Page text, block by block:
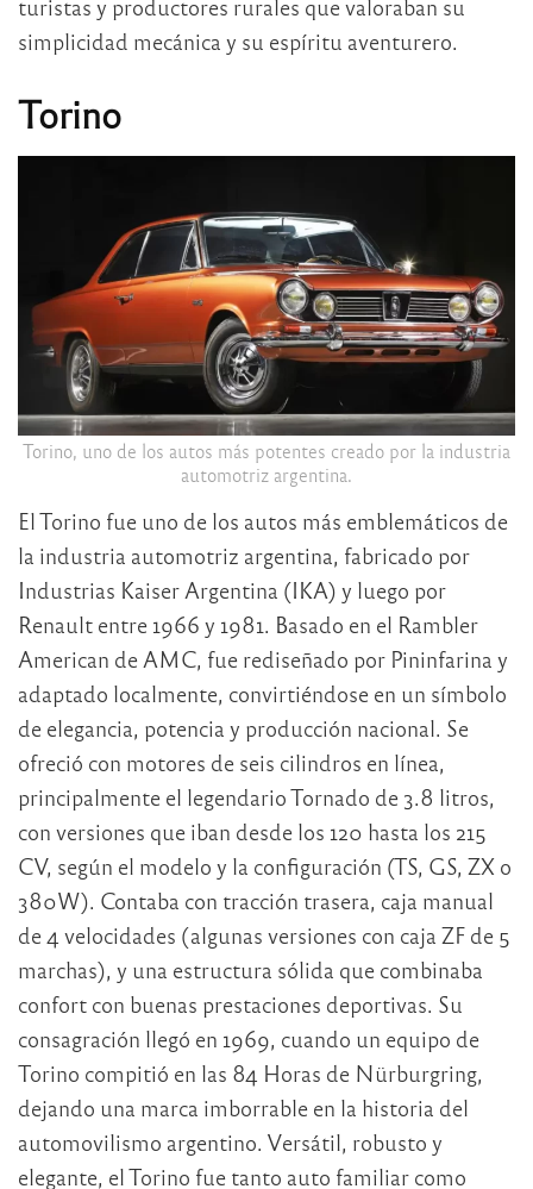
turistas y productores rurales que valoraban su
simplicidad mecánica y su espíritu aventurero.
Torino
Torino, uno de los autos más potentes creado por la industria
automotriz argentina.
El Torino fue uno de los autos más emblemáticos de
la industria automotriz argentina, fabricado por
Industrias Kaiser Argentina (IKA) y luego por
Renault entre 1966 y 1981. Basado en el Rambler
American de AMC, fue rediseñado por Pininfarina y
adaptado localmente, convirtiéndose en un símbolo
de elegancia, potencia y producción nacional. Se
ofreció con motores de seis cilindros en línea,
principalmente el legendario Tornado de 3.8 litros,
con versiones que iban desde los 120 hasta los 215
CV, según el modelo y la configuración (TS, GS, ZX o
380W). Contaba con tracción trasera, caja manual
de 4 velocidades (algunas versiones con caja ZF de 5
marchas), y una estructura sólida que combinaba
confort con buenas prestaciones deportivas. Su
consagración llegó en 1969, cuando un equipo de
Torino compitió en las 84 Horas de Nürburgring,
dejando una marca imborrable en la historia del
automovilismo argentino. Versátil, robusto y
elegante, el Torino fue tanto auto familiar como